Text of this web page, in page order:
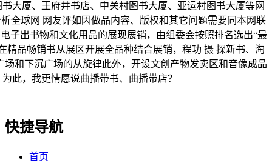
大厦、王府井书店、中关村图书大厦、亚运村图书大厦等网
全球网 网友评如因做品内容、版权和其它问题需要同本网联
子出书物和文化用品的展现展销，由组委会按照排名选出“最
精品畅销书从展区开展全品种结合展销，程功 摄 探新书、淘
和下沉广场的从旋律此外，开设文创产物发卖区和音像成品
此，我更情愿说曲播带书、曲播带店？
快捷导航
首页